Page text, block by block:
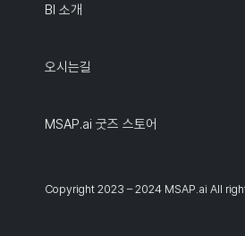
BI 소개
오시는길
MSAP.ai 굿즈 스토어
Copyright 2023 – 2024 MSAP.ai All